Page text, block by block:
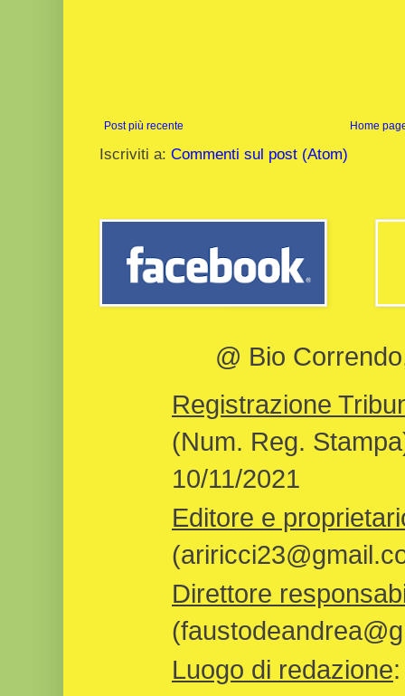
Post più recente Home
Iscriviti a: Commenti sul post (Atom)
@ Bio
Registrazione
(Num. Reg.
10/11/2021
Editore e
Direttore
Luogo di redazione